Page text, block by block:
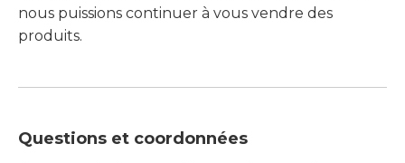
nous puissions continuer à vous vendre des
produits.
Questions et coordonnées